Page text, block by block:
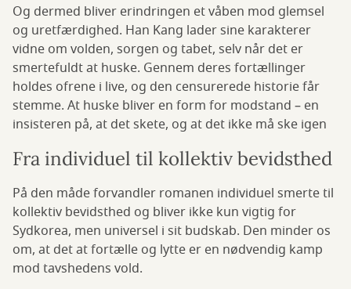
Og dermed bliver erindringen et våben mod glemsel
og uretfærdighed. Han Kang lader sine karakterer
vidne om volden, sorgen og tabet, selv når det er
smertefuldt at huske. Gennem deres fortællinger
holdes ofrene i live, og den censurerede historie får
stemme. At huske bliver en form for modstand – en
insisteren på, at det skete, og at det ikke må ske igen
Fra individuel til kollektiv bevidsthed
På den måde forvandler romanen individuel smerte til
kollektiv bevidsthed og bliver ikke kun vigtig for
Sydkorea, men universel i sit budskab. Den minder os
om, at det at fortælle og lytte er en nødvendig kamp
mod tavshedens vold.